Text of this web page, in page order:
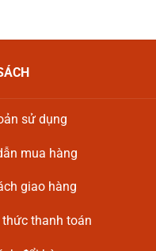
sử dụng
mua hàng
giao hàng
thanh toán